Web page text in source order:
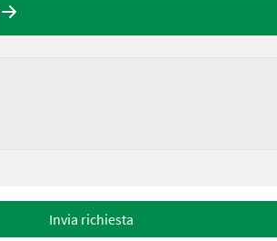
Invia richiesta